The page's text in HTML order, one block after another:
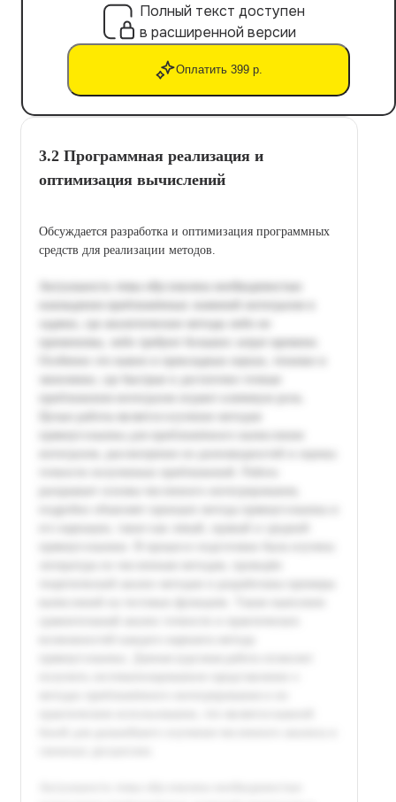
Полный текст доступен
в расширенной версии
Оплатить 399 р.
3.2 Программная реализация и
оптимизация вычислений
Обсуждается разработка и оптимизация программных
средств для реализации методов.